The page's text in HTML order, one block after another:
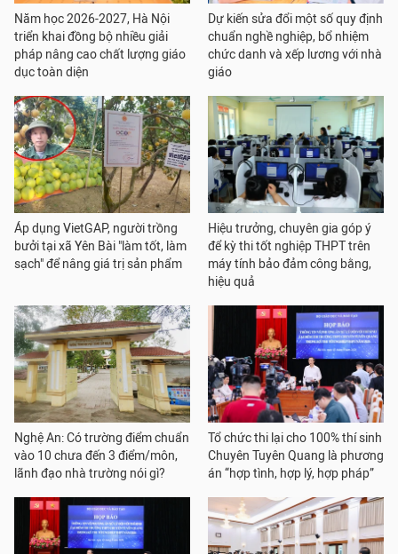
Năm học 2026-2027, Hà Nội
triển khai đồng bộ nhiều giải
pháp nâng cao chất lượng giáo
dục toàn diện
Dự kiến sửa đổi một số quy định
chuẩn nghề nghiệp, bổ nhiệm
chức danh và xếp lương với nhà
giáo
Áp dụng VietGAP, người trồng
bưởi tại xã Yên Bài "làm tốt, làm
sạch" để nâng giá trị sản phẩm
Hiệu trưởng, chuyên gia góp ý
để kỳ thi tốt nghiệp THPT trên
máy tính bảo đảm công bằng,
hiệu quả
Nghệ An: Có trường điểm chuẩn
vào 10 chưa đến 3 điểm/môn,
lãnh đạo nhà trường nói gì?
Tổ chức thi lại cho 100% thí sinh
Chuyên Tuyên Quang là phương
án “hợp tình, hợp lý, hợp pháp”